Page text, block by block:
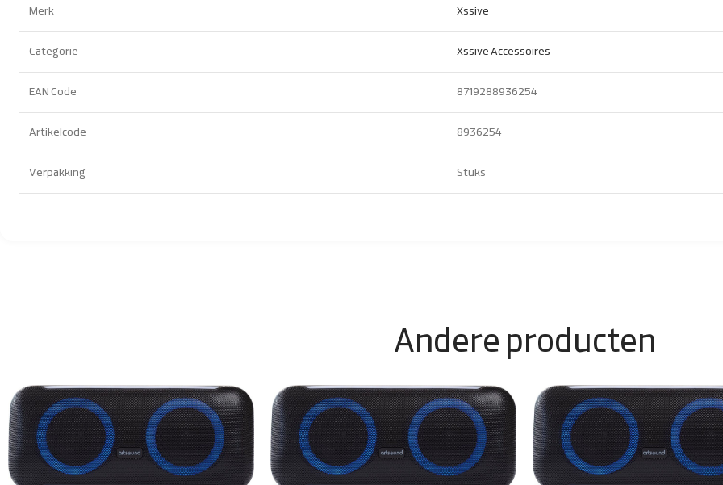
Merk Xssive
Categorie Xssive Accessoires
EAN Code 8719288936254
Artikelcode 8936254
Verpakking Stuks
Andere producten